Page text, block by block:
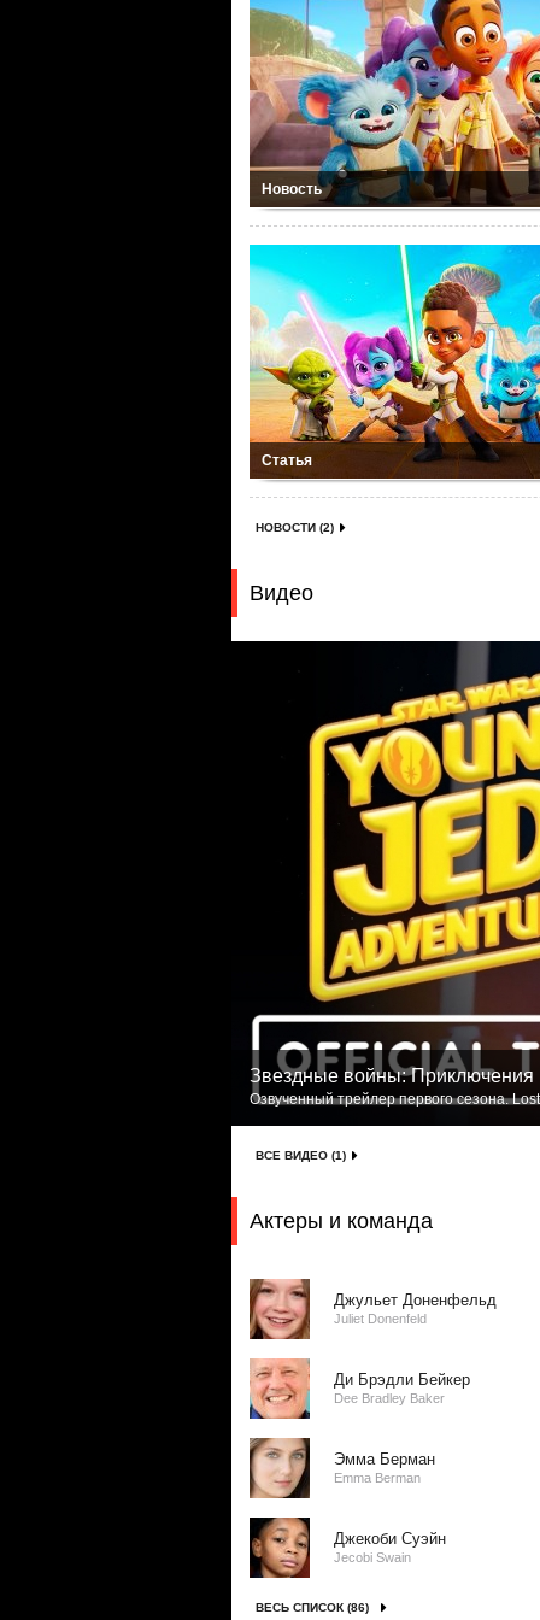
Новость
Статья
НОВОСТИ (2)
Видео
Звездные войны:
Озвученный трейлер первого сезона.
ВСЕ ВИДЕО (1)
Актеры и команда
Джульет Доненфельд
Juliet Donenfeld
Ди Брэдли Бейкер
Dee Bradley Baker
Эмма Берман
Emma Berman
Джекоби Суэйн
Jecobi Swain
ВЕСЬ СПИСОК (86)